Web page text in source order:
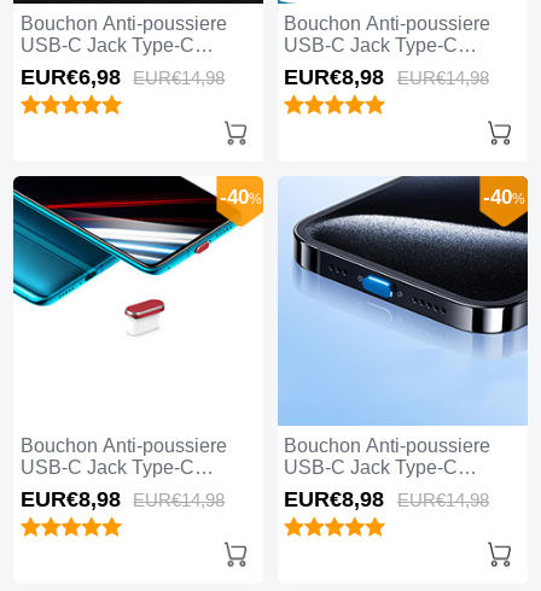
Bouchon Anti-poussiere
USB-C Jack Type-C
Universel H04 pour Apple
iPhone 15 Pro Blanc
EUR€6,98 EUR€14,98
Bouchon Anti-poussiere
USB-C Jack Type-C
Universel H03 pour Apple
iPhone 15 Pro Argent
EUR€8,98 EUR€14,98
Bouchon Anti-poussiere
USB-C Jack Type-C
Universel H02 pour Apple
iPhone 15 Pro Rouge
-40%
EUR€8,98 EUR€14,98
Bouchon Anti-poussiere
USB-C Jack Type-C
Universel H01 pour Apple
iPhone 15 Pro Bleu
-40%
EUR€8,98 EUR€14,98